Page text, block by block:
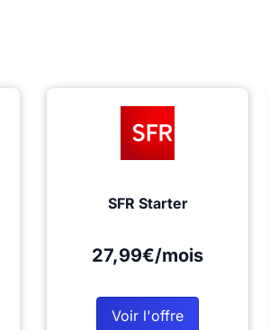
SFR Starter
27,99€/mois
Voir l'offre